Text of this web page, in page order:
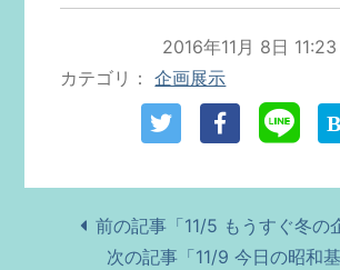
2016年11月 8日 11:23
カテゴリ
企画展示
前の記事「11/5 もうすぐ冬の
次の記事「11/9 今日の昭和基